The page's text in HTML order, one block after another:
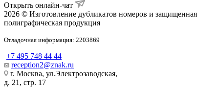
Открыть онлайн-чат
2026 © Изготовление дубликатов номеров и защищенная
полиграфическая продукция
Отладочная информация: 2203869
+7 495 748 44 44
reception2@znak.ru
г. Москва, ул.Электрозаводская,
д. 21, стр. 17